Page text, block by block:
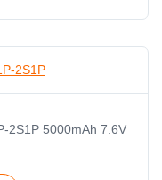
2S1P 5000mAh 7.6V